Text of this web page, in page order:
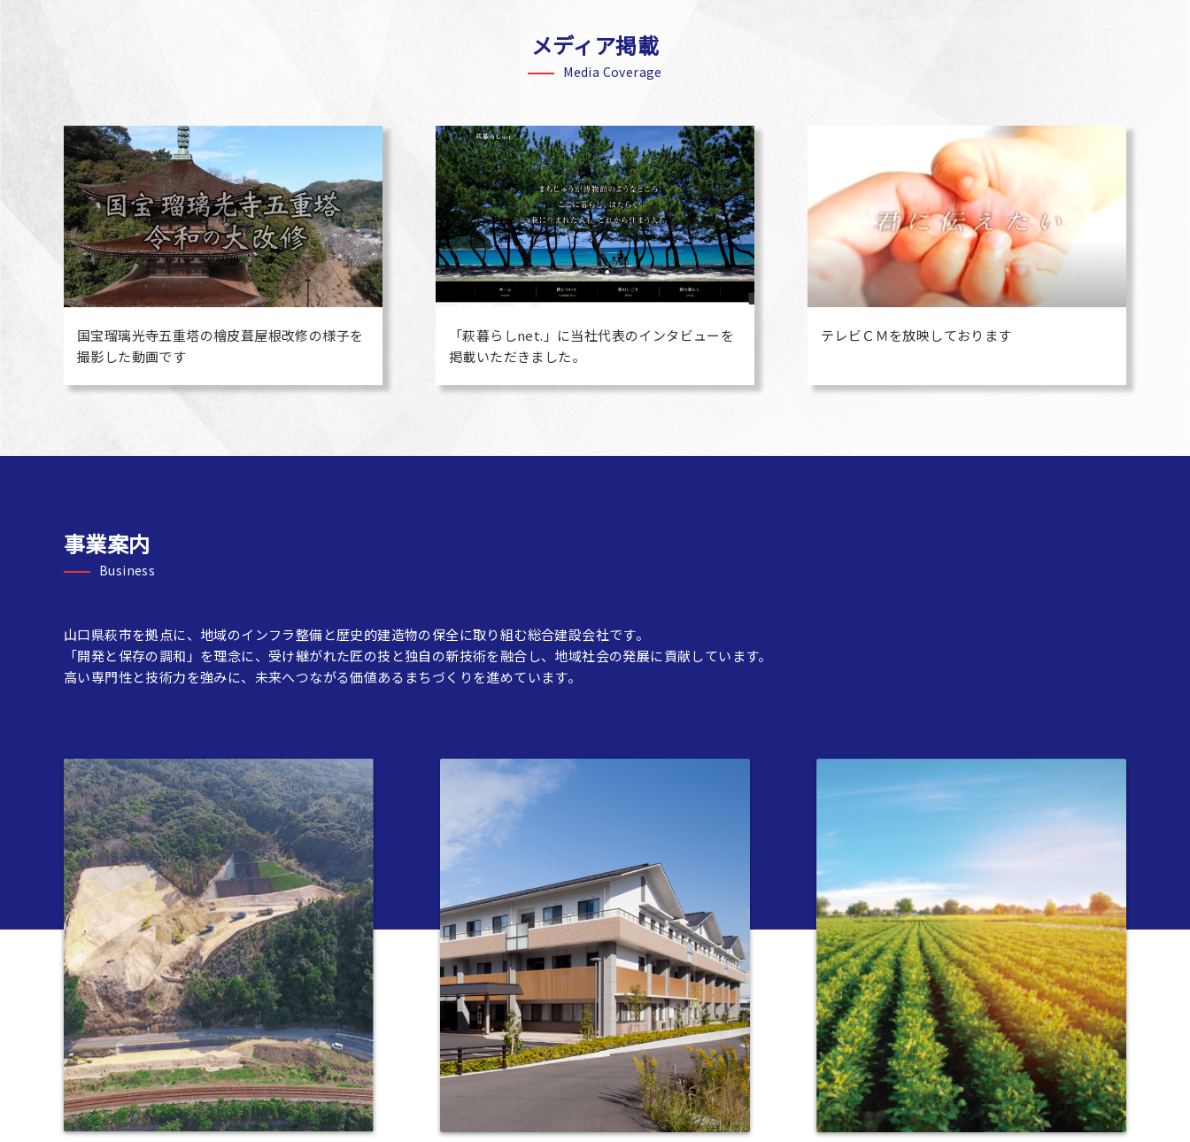
メディア掲載
Media Coverage
国宝瑠璃光寺五重塔の檜皮葺屋根改修の様子を
撮影した動画です
「萩暮らしnet.」に当社代表のインタビューを
掲載いただきました。
テレビＣＭを放映しております
事業案内
Business
山口県萩市を拠点に、地域のインフラ整備と歴史的建造物の保全に取り組む総合建設会社です。
「開発と保存の調和」を理念に、受け継がれた匠の技と独自の新技術を融合し、地域社会の発展に貢献しています。
高い専門性と技術力を強みに、未来へつながる価値あるまちづくりを進めています。